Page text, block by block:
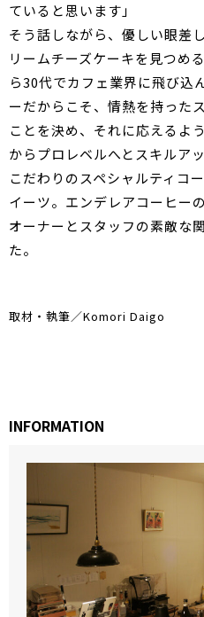
ていると思います」
そう話しながら、優しい眼差
リームチーズケーキを見つめ
ら30代でカフェ業界に飛び込
ーだからこそ、情熱を持った
ことを決め、それに応えるよ
からプロレベルへとスキルア
こだわりのスペシャルティコ
イーツ。エンデレアコーヒー
オーナーとスタッフの素敵な
た。
取材・執筆／Komori Daigo
INFORMATION